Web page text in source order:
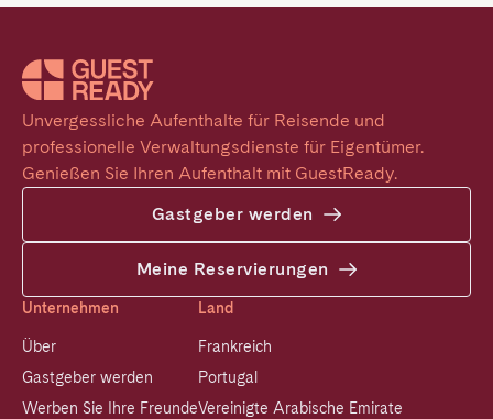
Unvergessliche Aufenthalte für Reisende und
professionelle Verwaltungsdienste für Eigentümer.
Genießen Sie Ihren Aufenthalt mit GuestReady.
Gastgeber werden
Meine Reservierungen
Unternehmen
Über
Gastgeber werden
Werben Sie Ihre Freunde
Land
Frankreich
Portugal
Vereinigte Arabische Emirate